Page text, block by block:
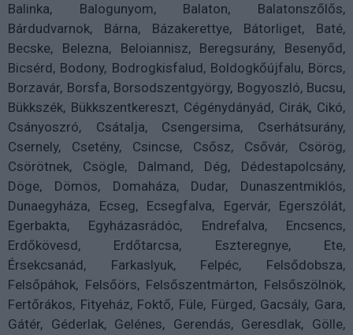
Balinka, Balogunyom, Balaton, Balatonszőlős,
Bárdudvarnok, Bárna, Bázakerettye, Bátorliget, Baté,
Becske, Belezna, Beloiannisz, Beregsurány, Besenyőd,
Bicsérd, Bodony, Bodrogkisfalud, Boldogkőújfalu, Börcs,
Borzavár, Borsfa, Borsodszentgyörgy, Bogyoszló, Bucsu,
Bükkszék, Bükkszentkereszt, Cégénydányád, Cirák, Cikó,
Csányoszró, Csátalja, Csengersima, Cserhátsurány,
Csernely, Csetény, Csincse, Csősz, Csővár, Csörög,
Csörötnek, Csögle, Dalmand, Dég, Dédestapolcsány,
Döge, Dömös, Domaháza, Dudar, Dunaszentmiklós,
Dunaegyháza, Ecseg, Ecsegfalva, Egervár, Egerszólát,
Egerbakta, Egyházasrádóc, Endrefalva, Encsencs,
Erdőkövesd, Erdőtarcsa, Eszteregnye, Ete,
Érsekcsanád, Farkaslyuk, Felpéc, Felsődobsza,
Felsőpáhok, Felsőörs, Felsőszentmárton, Felsőszölnök,
Fertőrákos, Fityeház, Foktő, Füle, Fürged, Gacsály, Gara,
Gátér, Géderlak, Gelénes, Gerendás, Geresdlak, Gölle,